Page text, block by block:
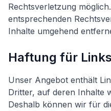
Rechtsverletzung
entsprechenden
Inhalte umgehend
Haftung für Links
Unser Angebot enthält
Dritter, auf deren Inhalte
Deshalb können wir für